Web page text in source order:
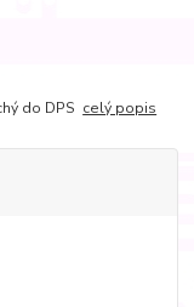
do DPS celý popis